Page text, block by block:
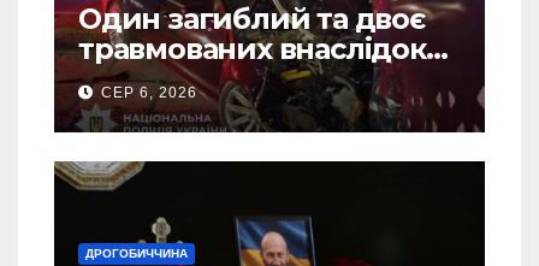
Один загиблий та двоє
травмованих внаслідок
ДТП на Самбірщині
СЕР 6, 2026
ДРОГОБИЧЧИНА